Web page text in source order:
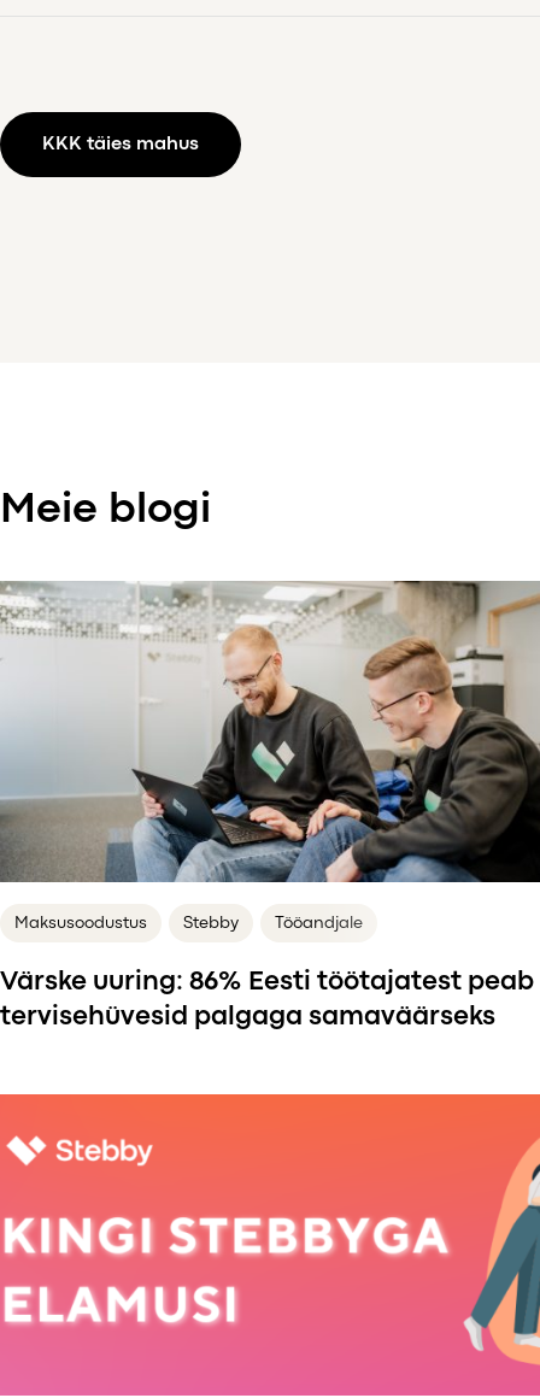
vaid eelmainitud piirini.
Stebbys on tingimustele vastavad maksuvabad teenused
KKK täies mahus
Meie blogi
Maksusoodustus Stebby Tööandjale
Värske uuring: 86% Eesti töötajatest peab
tervisehüvesid palgaga samaväärseks